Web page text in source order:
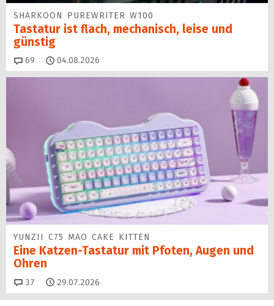
SHARKOON PUREWRITER W100
Tastatur ist flach, mechanisch, leise und
günstig
69 Kommentare
04.08.2026
YUNZII C75 MAO CAKE KITTEN
Eine Katzen-Tastatur mit Pfoten, Augen und
Ohren
37 Kommentare
29.07.2026